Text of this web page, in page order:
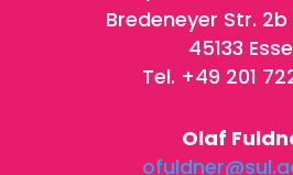
Bredeneyer Str.
45133
Tel. +49 201
Olaf